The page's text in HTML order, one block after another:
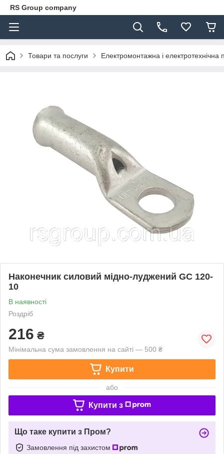
RS Group company
Товари та послуги Електромонтажна і електротехнічна
Наконечник силовий мідно-луджений GC 120-
10
В наявності
Роздріб
216 ₴
Мінімальна сума замовлення на сайті — 500 ₴
Купити
або
Купити з
Що таке купити з Пром?
Замовлення під захистом